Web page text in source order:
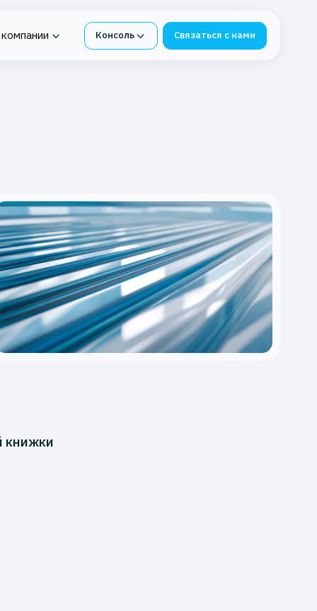
Защита и восстановление
ИТ-инфраструктуры
в K2 Облаке Защита данных от потерь
хранилище
Консоль Связаться с нами
книжки